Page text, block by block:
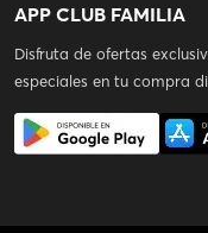
APP CLUB FAMILIA
Disfruta de ofertas
especiales en tu compra